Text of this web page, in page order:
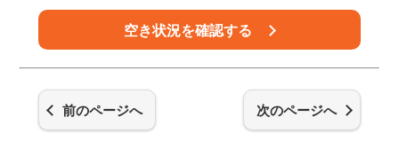
空き状況を確認する
前のページへ 次のページへ